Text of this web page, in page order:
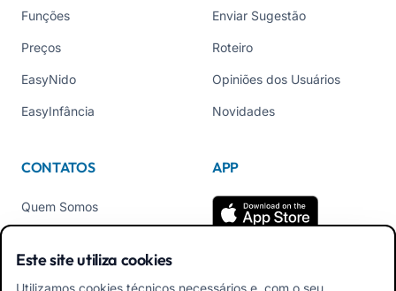
Funções
Preços
EasyNido
EasyInfância
Enviar Sugestão
Roteiro
Opiniões dos Usuários
Novidades
CONTATOS
Quem Somos
Tel +39 02 84152514
APP
Este site utiliza cookies
Utilizamos cookies técnicos necessários e, com o seu